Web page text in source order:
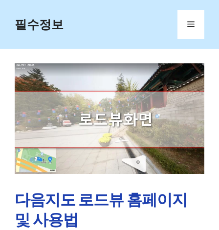
content
필수정보 Menu
다음지도 로드뷰 홈페이지
및 사용법